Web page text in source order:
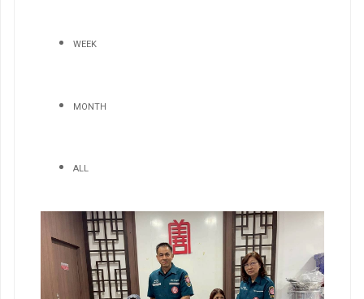
WEEK
MONTH
ALL